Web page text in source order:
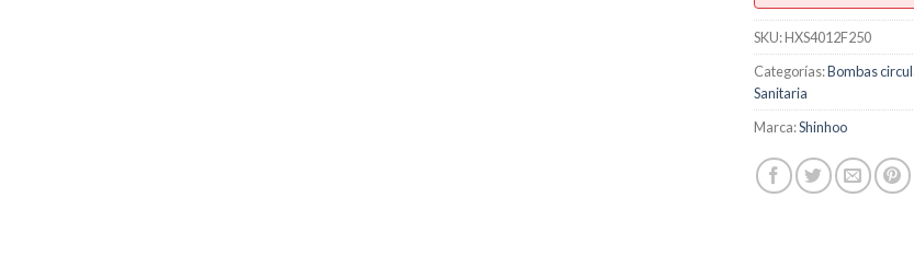
SKU:HXS4012F250
Categorías:Bombas
Sanitaria
Marca:Shinhoo